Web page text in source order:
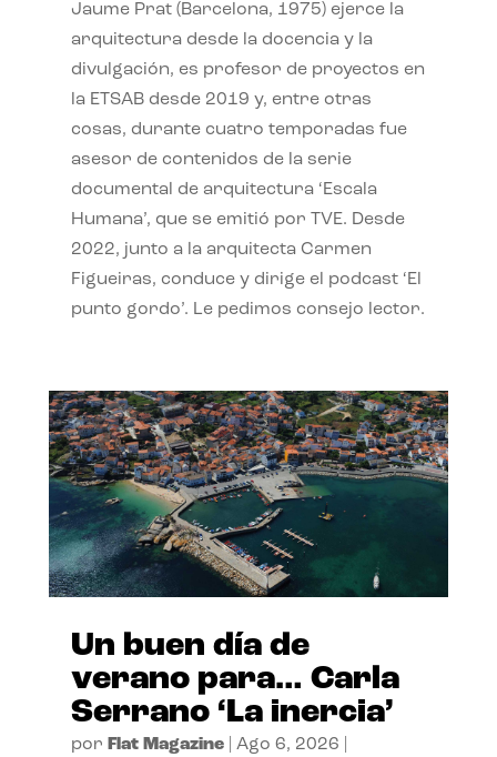
Jaume Prat (Barcelona, 1975) ejerce la
arquitectura desde la docencia y la
divulgación, es profesor de proyectos en
la ETSAB desde 2019 y, entre otras
cosas, durante cuatro temporadas fue
asesor de contenidos de la serie
documental de arquitectura ‘Escala
Humana’, que se emitió por TVE. Desde
2022, junto a la arquitecta Carmen
Figueiras, conduce y dirige el podcast ‘El
punto gordo’. Le pedimos consejo lector.
Un buen día de
verano para… Carla
Serrano ‘La inercia’
por Flat Magazine| Ago 6, 2026